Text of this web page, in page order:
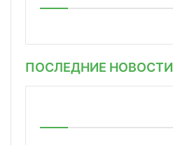
ПОСЛЕДНИЕ НОВОСТИ